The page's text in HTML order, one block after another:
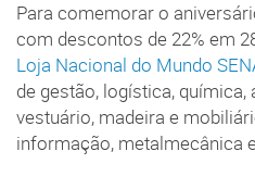
Para comemorar o
com descontos de 22% em
Loja Nacional do Mundo
de gestão, logística, química,
vestuário, madeira e
informação, metalmecânica